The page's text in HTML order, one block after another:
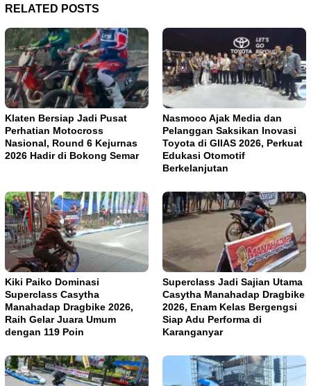
RELATED POSTS
Klaten Bersiap Jadi Pusat
Perhatian Motocross
Nasional, Round 6 Kejurnas
2026 Hadir di Bokong Semar
Nasmoco Ajak Media dan
Pelanggan Saksikan Inovasi
Toyota di GIIAS 2026, Perkuat
Edukasi Otomotif
Berkelanjutan
Kiki Paiko Dominasi
Superclass Casytha
Manahadap Dragbike 2026,
Raih Gelar Juara Umum
dengan 119 Poin
Superclass Jadi Sajian Utama
Casytha Manahadap Dragbike
2026, Enam Kelas Bergengsi
Siap Adu Performa di
Karanganyar